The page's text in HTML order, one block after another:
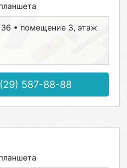
• помещение 3, этаж
587-88-88